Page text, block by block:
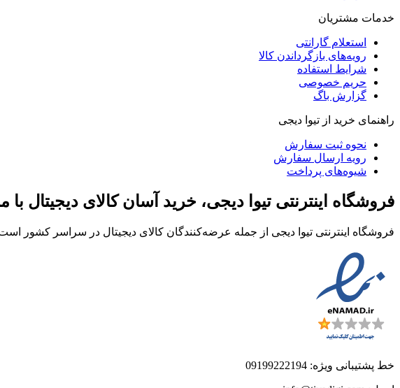
خدمات مشتریان
استعلام گارانتی
رویه‌های بازگرداندن کالا
شرایط استفاده
حریم خصوصی
گزارش باگ
راهنمای خرید از تیوا دیجی
نحوه ثبت سفارش
رویه ارسال سفارش
شیوه‌های پرداخت
فروشگاه اینترنتی تیوا دیجی، خرید آسان کالای دیجیتال
فروشگاه اینترنتی تیوا دیجی از جمله عرضه‌کنندگان کالای دیجیتال در سراسر کشور
خط پشتیبانی ویژه: 09199222194